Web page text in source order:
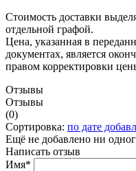
Стоимость доставки
отдельной графой.
Цена, указанная в
документах, является
правом корректировки
Отзывы
Отзывы
(0)
Сортировка: по дате
Ещё не добавлено ни
Написать отзыв
Имя*